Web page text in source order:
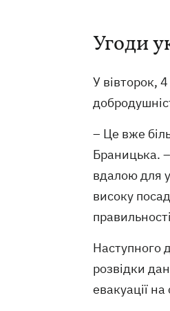
Угоди
У вівторок,
– Це вже
Браницька.
вдалою для
високу
Наступного
розвідки
евакуації